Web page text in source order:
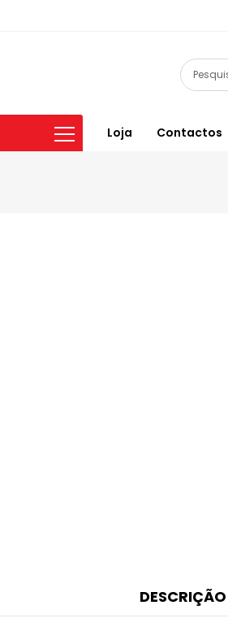
Loja Contactos
DESCRIÇÃO